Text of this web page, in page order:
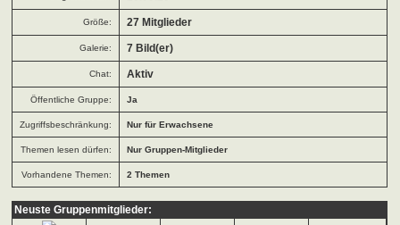
Größe: 27 Mitglieder
Galerie: 7 Bild(er)
Chat: Aktiv
Öffentliche Gruppe: Ja
Zugriffsbeschränkung: Nur für Erwachsene
Themen lesen dürfen: Nur Gruppen-Mitglieder
Vorhandene Themen: 2 Themen
Neuste Gruppenmitglieder: